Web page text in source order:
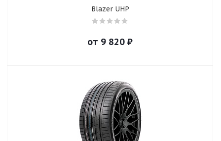
Blazer UHP
от 9 820 ₽